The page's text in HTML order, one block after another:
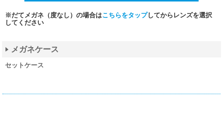
※だてメガネ（度なし）の場合はこちらをタップしてからレンズを選択
してください
メガネケース
セットケース